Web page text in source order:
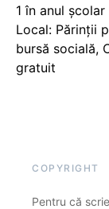
1 în anul
Local: Părinții
bursă socială,
gratuit
COPYRIGHT
Pentru că